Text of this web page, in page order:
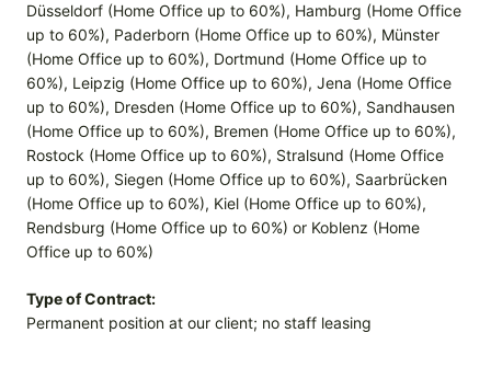
Düsseldorf (Home Office up to 60%), Hamburg (Home Office
up to 60%), Paderborn (Home Office up to 60%), Münster
(Home Office up to 60%), Dortmund (Home Office up to
60%), Leipzig (Home Office up to 60%), Jena (Home Office
up to 60%), Dresden (Home Office up to 60%), Sandhausen
(Home Office up to 60%), Bremen (Home Office up to 60%),
Rostock (Home Office up to 60%), Stralsund (Home Office
up to 60%), Siegen (Home Office up to 60%), Saarbrücken
(Home Office up to 60%), Kiel (Home Office up to 60%),
Rendsburg (Home Office up to 60%) or Koblenz (Home
Office up to 60%)
Type of Contract:
Permanent position at our client; no staff leasing